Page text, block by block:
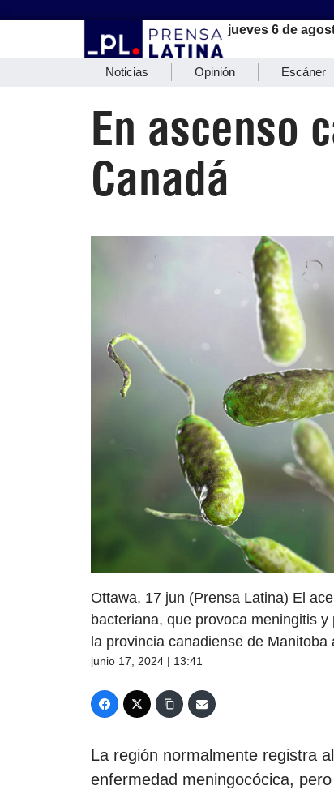
jueves 6 de
Noticias Opinión Escáner
En ascenso
Canadá
Ottawa, 17 jun (Prensa Latina) El
bacteriana, que provoca meningitis
la provincia canadiense de
junio 17, 2024 | 13:41
La región normalmente registra
enfermedad meningocócica,